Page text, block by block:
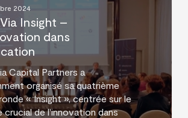
2024
Insight –
dans
Capital Partners a
organisé sa quatrième
« Insight », centrée sur le
crucial de l'innovation dans